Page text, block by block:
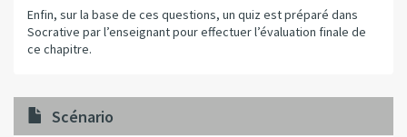
Enfin, sur la base de ces questions, un quiz est préparé dans
Socrative par l’enseignant pour effectuer l’évaluation finale de
ce chapitre.
Scénario